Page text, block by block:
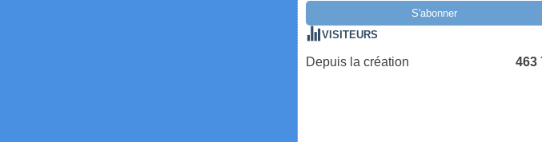
VISITEURS
Depuis la création 463